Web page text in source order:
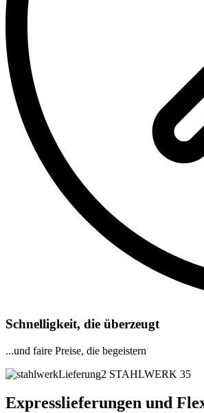
Schnelligkeit, die überzeugt
...und faire Preise, die begeistern
Expresslieferungen und